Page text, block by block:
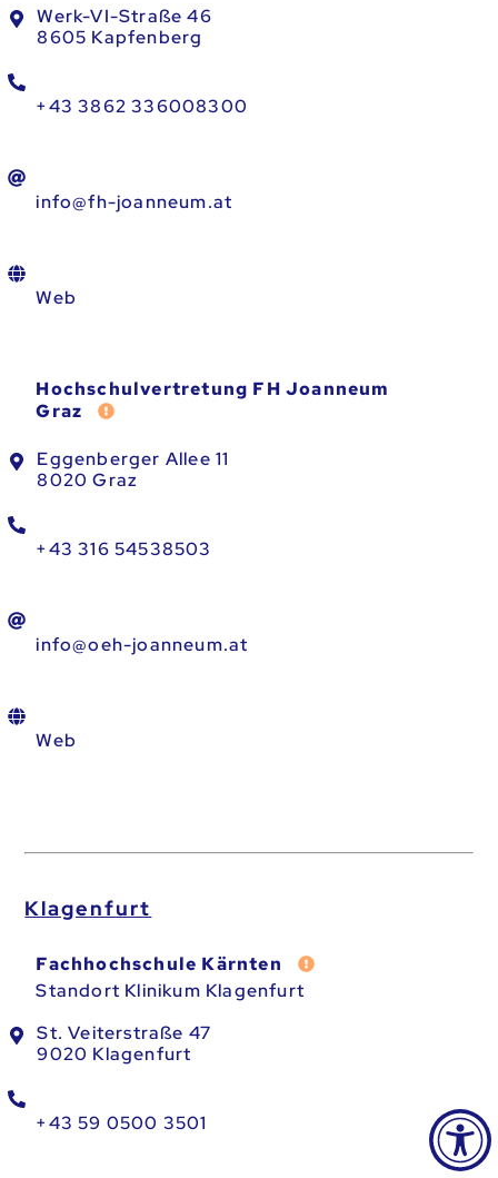
Werk-VI-Straße 46
8605 Kapfenberg
+43 3862 336008300
info@fh-joanneum.at
Web
Hochschulvertretung FH Joanneum
Graz
Fehler melden
Eggenberger Allee 11
8020 Graz
+43 316 54538503
info@oeh-joanneum.at
Web
Klagenfurt
Fachhochschule Kärnten
Fehler melden
Standort Klinikum Klagenfurt
St. Veiterstraße 47
9020 Klagenfurt
+43 59 0500 3501